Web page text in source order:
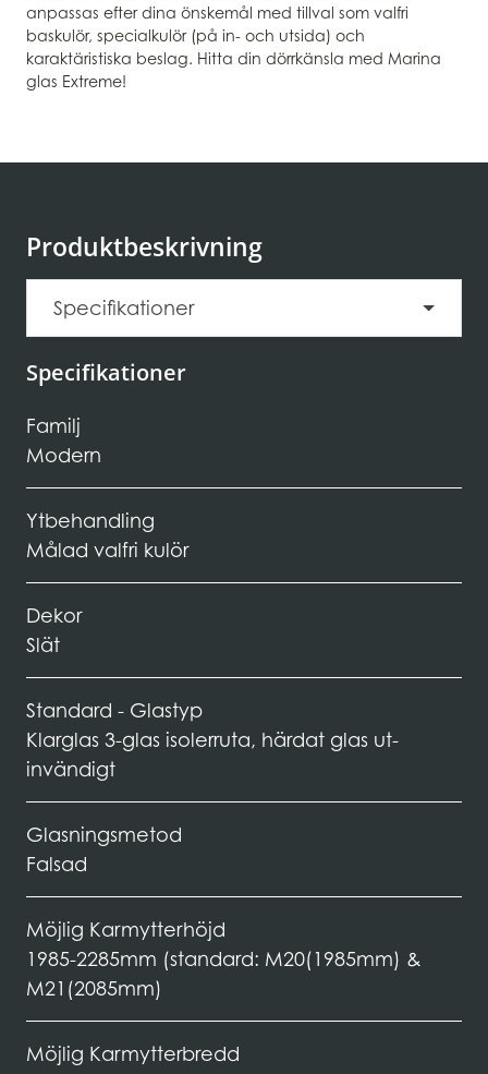
anpassas efter dina önskemål med tillval som valfri
baskulör, specialkulör (på in- och utsida) och
karaktäristiska beslag. Hitta din dörrkänsla med Marina
glas Extreme!
Produktbeskrivning
Specifikationer
Specifikationer
Familj
Modern
Ytbehandling
Målad valfri kulör
Dekor
Slät
Standard - Glastyp
Klarglas 3-glas isolerruta, härdat glas ut-
invändigt
Glasningsmetod
Falsad
Möjlig Karmytterhöjd
1985-2285mm (standard: M20(1985mm) &
M21(2085mm)
Möjlig Karmytterbredd